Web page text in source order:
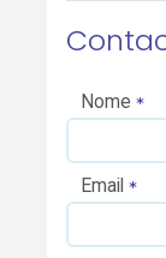
Nome
Email